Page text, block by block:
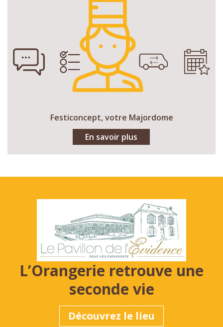
Festiconcept, votre Majordome
En savoir plus
L’Orangerie retrouve une
seconde vie
Découvrez le lieu